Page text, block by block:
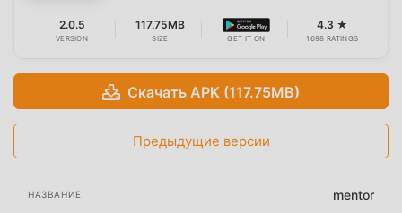
2.0.5
VERSION
117.75MB
SIZE GET IT ON
4.3 ★
1698 RATINGS
Скачать APK (117.75MB)
Предыдущие версии
НАЗВАНИЕ mentor